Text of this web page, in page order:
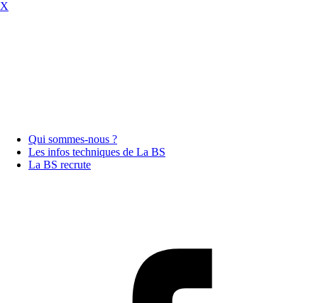
X
Qui sommes-nous ?
Les infos techniques de La BS
La BS recrute